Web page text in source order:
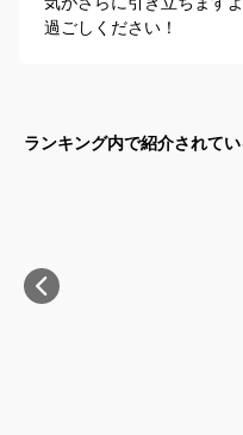
過ごしください！
ランキング内で紹介されて